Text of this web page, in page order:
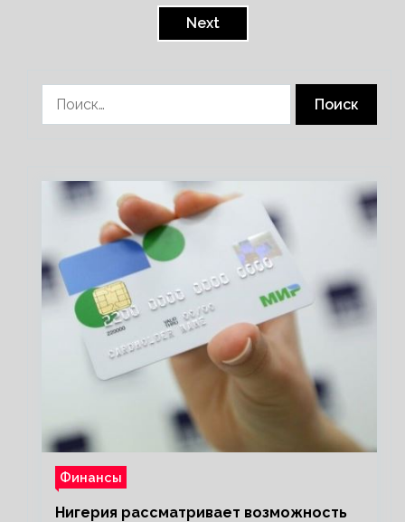
Next
Финансы
Нигерия рассматривает возможность